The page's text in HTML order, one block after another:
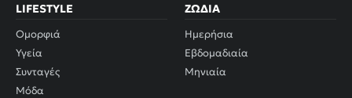
LIFESTYLE
Ομορφιά
Υγεία
Συνταγές
Μόδα
ΖΏΔΙΑ
Ημερήσια
Εβδομαδιαία
Μηνιαία